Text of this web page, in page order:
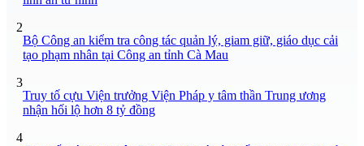
2
Bộ Công an kiểm tra công tác quản lý, giam giữ, giáo dục cải
tạo phạm nhân tại Công an tỉnh Cà Mau
3
Truy tố cựu Viện trưởng Viện Pháp y tâm thần Trung ương
nhận hối lộ hơn 8 tỷ đồng
4